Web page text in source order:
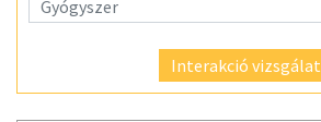
Interakció vizsgálat